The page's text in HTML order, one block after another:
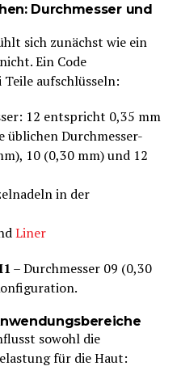
Durchmesser und
sich zunächst wie ein
Ein Code
aufschlüsseln:
12 entspricht 0,35 mm
üblichen Durchmesser-
10 (0,30 mm) und 12
in der
Liner
– Durchmesser 09 (0,30
sowohl die
für die Haut: